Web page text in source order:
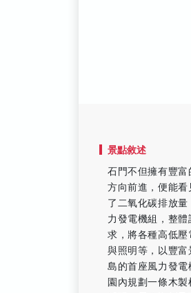
景點敘述
石門不但擁有豐
方向前進，便能
了二氧化碳排放
力發電機組，整
求，將各種高低
與照明等，以豐
島的首座風力發
園內規劃一條木